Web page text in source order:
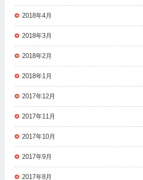
2018年4月
2018年3月
2018年2月
2018年1月
2017年12月
2017年11月
2017年10月
2017年9月
2017年8月